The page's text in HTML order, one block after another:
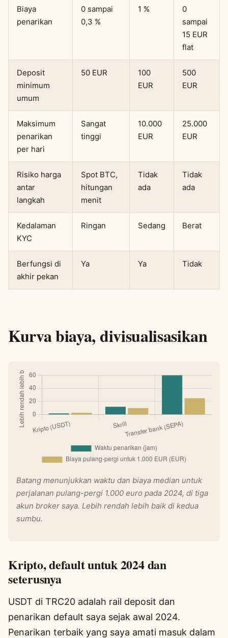
Biaya
penarikan
0 sampai
0,3 %
1 %
0
sampai
15 EUR
flat
Deposit
minimum
umum
50 EUR
100
EUR
500
EUR
Maksimum
penarikan
per hari
Sangat
tinggi
10.000
EUR
25.000
EUR
Risiko harga
antar
langkah
Spot BTC,
hitungan
menit
Tidak
ada
Tidak
ada
Kedalaman
KYC
Ringan Sedang Berat
Berfungsi di
akhir pekan
Ya Ya Tidak
Kurva biaya, divisualisasikan
Batang menunjukkan waktu dan biaya median untuk
perjalanan pulang-pergi 1.000 euro pada 2024, di tiga
akun broker saya. Lebih rendah lebih baik di kedua
sumbu.
Kripto, default untuk 2024 dan
seterusnya
USDT di TRC20 adalah rail deposit dan
penarikan default saya sejak awal 2024.
Penarikan terbaik yang saya amati masuk dalam